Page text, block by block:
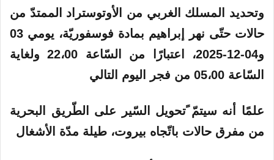
وتحديد
المسلك الغربي من الأوتوستراد الممتدّ من
حالات
حتّى نهر إبراهيم بمادة فوسفوريّة، يومي 03
و04-12-2025، اعتبارًا من السّاعة 22،00 ولغاية
السّاعة 05،00 من فجر اليوم التالي
علمًا أنه سيتمّ ًتحويل السّير على الطّريق البحرية
من مفرق حالات باتّجاه بيروت، طيلة مدّة الأشغال